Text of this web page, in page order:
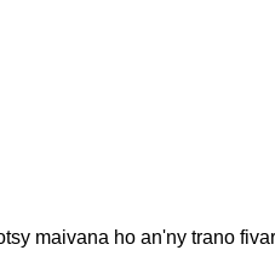
maivana ho an'ny trano